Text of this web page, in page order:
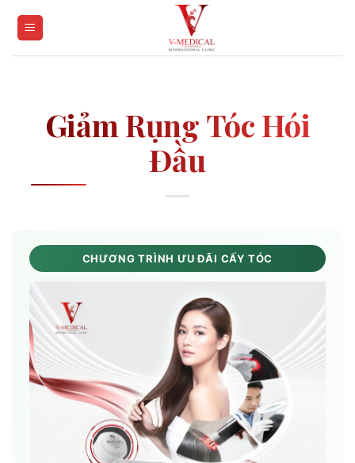
Giảm Rụng Tóc Hói
Đầu
CHƯƠNG TRÌNH ƯU ĐÃI CẤY TÓC